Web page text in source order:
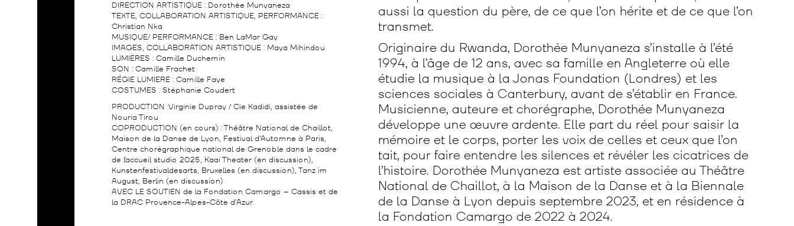
DIRECTION ARTISTIQUE : Dorothée Munyaneza
TEXTE, COLLABORATION ARTISTIQUE, PERFORMANCE :
Christian Nka
MUSIQUE/ PERFORMANCE : Ben LaMar Gay
IMAGES, COLLABORATION ARTISTIQUE : Maya Mihindou
LUMIÈRES : Camille Duchemin
SON : Camille Frachet
RÉGIE LUMIERE : Camille Faye
COSTUMES : Stéphanie Coudert
PRODUCTION :Virginie Dupray / Cie Kadidi, assistée de
Nouria Tirou
COPRODUCTION (en cours) : Théâtre National de Chaillot,
Maison de la Danse de Lyon, Festival d’Automne à Paris,
Centre chorégraphique national de Grenoble dans le cadre
de l'accueil studio 2025, Kaai Theater (en discussion),
Kunstenfestivaldesarts, Bruxelles (en discussion), Tanz im
August, Berlin (en discussion)
AVEC LE SOUTIEN de la Fondation Camargo – Cassis et de
la DRAC Provence-Alpes-Côte d’Azur.
aussi la question du père, de ce que l’on hérite et de ce que l’on
transmet.
Originaire du Rwanda, Dorothée Munyaneza s’installe à l’été
1994, à l’âge de 12 ans, avec sa famille en Angleterre où elle
étudie la musique à la Jonas Foundation (Londres) et les
sciences sociales à Canterbury, avant de s’établir en France.
Musicienne, auteure et chorégraphe, Dorothée Munyaneza
développe une œuvre ardente. Elle part du réel pour saisir la
mémoire et le corps, porter les voix de celles et ceux que l’on
tait, pour faire entendre les silences et révéler les cicatrices de
l’histoire. Dorothée Munyaneza est artiste associée au Théâtre
National de Chaillot, à la Maison de la Danse et à la Biennale
de la Danse à Lyon depuis septembre 2023, et en résidence à
la Fondation Camargo de 2022 à 2024.